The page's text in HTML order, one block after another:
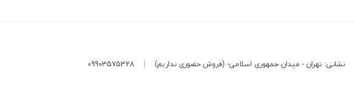
نشانی: تهران - میدان جمهوری اسلامی- (فروش حضوری نداریم) |
09903575328